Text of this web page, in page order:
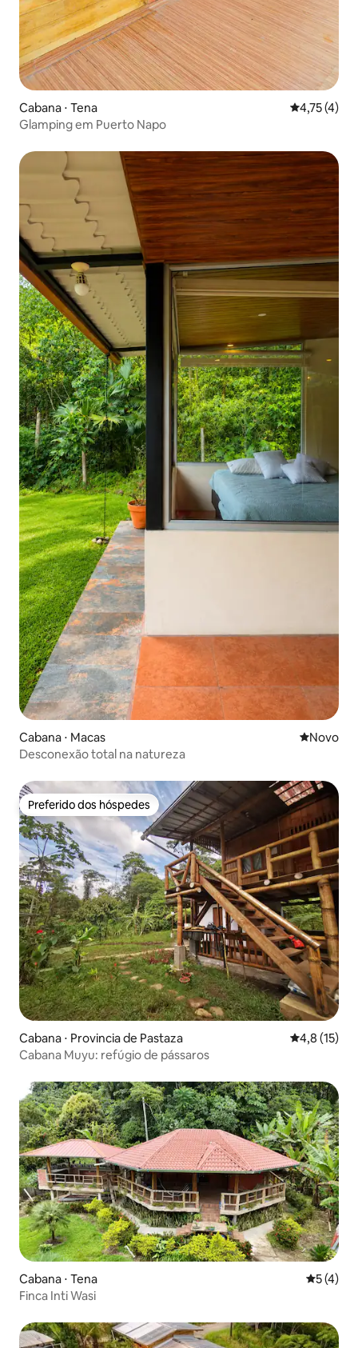
Cabana ⋅ Tena 4,75 de
4,75 (4)
Glamping em Puerto Napo
Cabana ⋅ Macas Novo
Novo
Desconexão total na natureza
Preferido dos hóspedes
Preferido dos hóspedes
Cabana ⋅ Provincia de Pastaza 4,8 de uma
4,8 (15)
Cabana Muyu: refúgio de pássaros
Cabana ⋅ Tena 5 de
5 (4)
Finca Inti Wasi